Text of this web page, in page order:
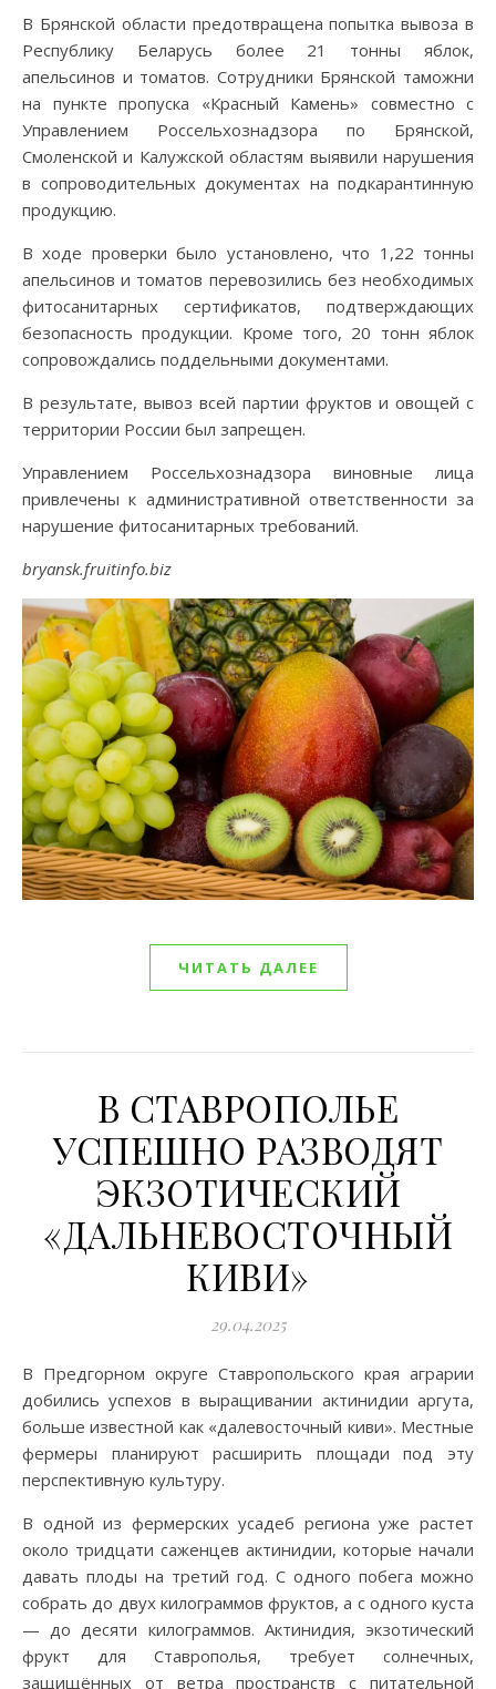
В Брянской области предотвращена попытка вывоза в
Республику Беларусь более 21 тонны яблок,
апельсинов и томатов. Сотрудники Брянской таможни
на пункте пропуска «Красный Камень» совместно с
Управлением Россельхознадзора по Брянской,
Смоленской и Калужской областям выявили нарушения
в сопроводительных документах на подкарантинную
продукцию.
В ходе проверки было установлено, что 1,22 тонны
апельсинов и томатов перевозились без необходимых
фитосанитарных сертификатов, подтверждающих
безопасность продукции. Кроме того, 20 тонн яблок
сопровождались поддельными документами.
В результате, вывоз всей партии фруктов и овощей с
территории России был запрещен.
Управлением Россельхознадзора виновные лица
привлечены к административной ответственности за
нарушение фитосанитарных требований.
bryansk.fruitinfo.biz
ЧИТАТЬ ДАЛЕЕ
В СТАВРОПОЛЬЕ
УСПЕШНО РАЗВОДЯТ
ЭКЗОТИЧЕСКИЙ
«ДАЛЬНЕВОСТОЧНЫЙ
КИВИ»
29.04.2025
В Предгорном округе Ставропольского края аграрии
добились успехов в выращивании актинидии аргута,
больше известной как «далевосточный киви». Местные
фермеры планируют расширить площади под эту
перспективную культуру.
В одной из фермерских усадеб региона уже растет
около тридцати саженцев актинидии, которые начали
давать плоды на третий год. С одного побега можно
собрать до двух килограммов фруктов, а с одного куста
— до десяти килограммов. Актинидия, экзотический
фрукт для Ставрополья, требует солнечных,
защищённых от ветра пространств с питательной